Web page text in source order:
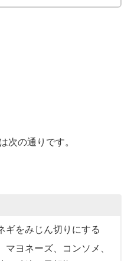
次の通りです。
ギをみじん切りにする
ヨネーズ、コンソメ、